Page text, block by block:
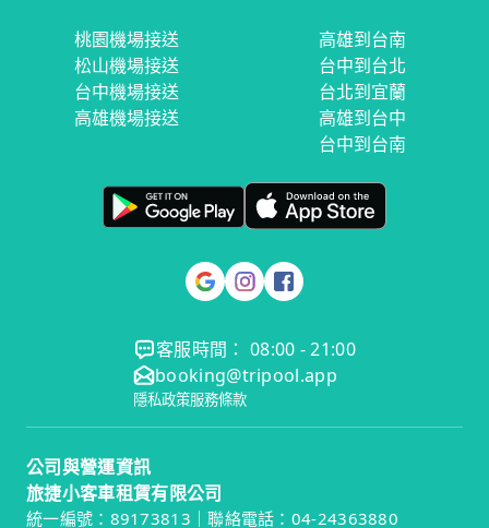
桃園機場接送
松山機場接送
台中機場接送
高雄機場接送
高雄到台南
台中到台北
台北到宜蘭
高雄到台中
台中到台南
客服時間： 08:00 - 21:00
booking@tripool.app
隱私政策服務條款
公司與營運資訊
旅捷小客車租賃有限公司
統一編號：89173813｜聯絡電話：04-24363880